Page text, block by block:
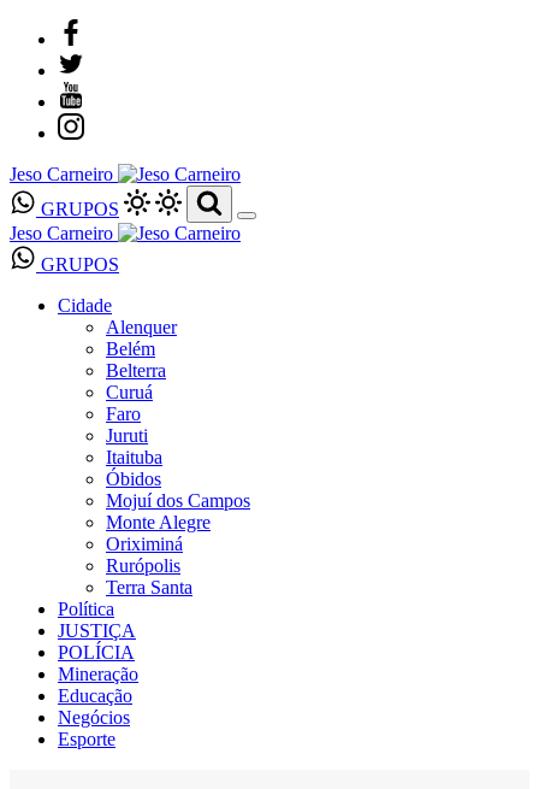
Jeso Carneiro
GRUPOS
Jeso Carneiro
GRUPOS
Cidade
Alenquer
Belém
Belterra
Curuá
Faro
Juruti
Itaituba
Óbidos
Mojuí dos Campos
Monte Alegre
Oriximiná
Rurópolis
Terra Santa
Política
JUSTIÇA
POLÍCIA
Mineração
Educação
Negócios
Esporte